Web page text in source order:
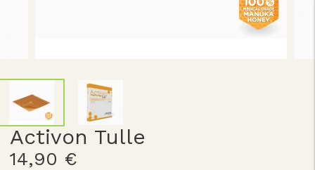
Activon Tulle
14,90 €